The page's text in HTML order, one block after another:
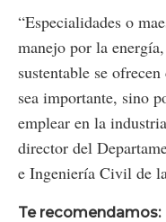
“Especialidades o
manejo por la
sustentable se
sea importante, sino
emplear en la
director del
e Ingeniería Civil de
Te recomendamos: